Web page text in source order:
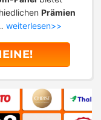
Prämien
weiterlesen>>